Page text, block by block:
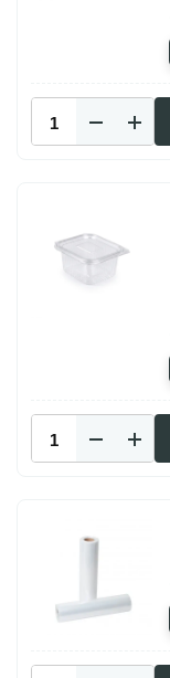
Lekvrije
Tray
Transparant
aantal
Lekvrije
Tray